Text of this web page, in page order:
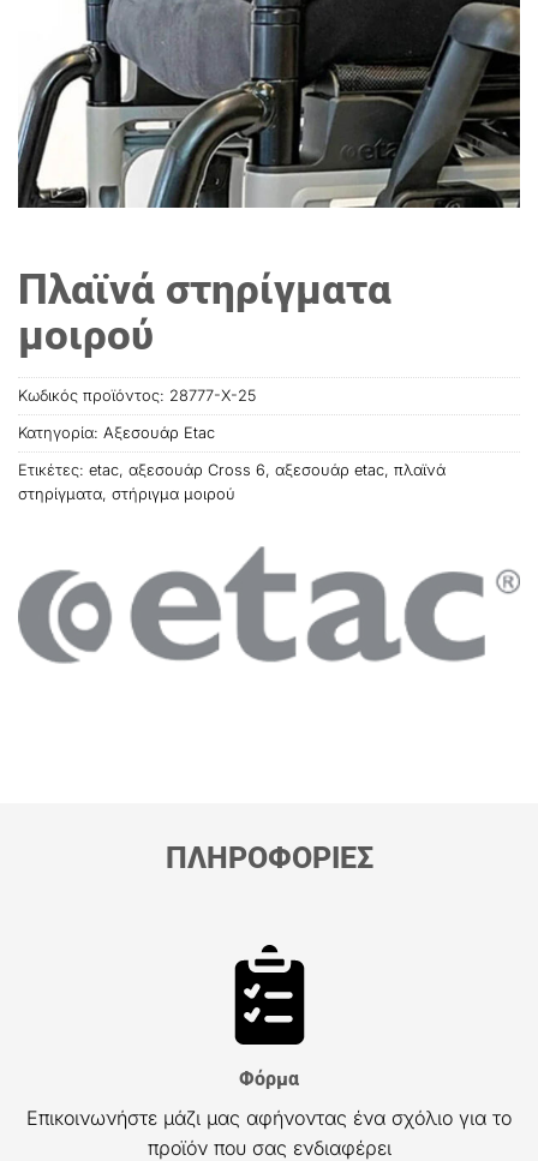
Πλαϊνά στηρίγματα
μοιρού
Κωδικός προϊόντος: 28777-X-25
Κατηγορία: Αξεσουάρ Etac
Ετικέτες: etac, αξεσουάρ Cross 6, αξεσουάρ etac, πλαϊνά
στηρίγματα, στήριγμα μοιρού
ΠΛΗΡΟΦΟΡΙΕΣ
Φόρμα
Επικοινωνήστε μάζι μας αφήνοντας ένα σχόλιο για το
προϊόν που σας ενδιαφέρει